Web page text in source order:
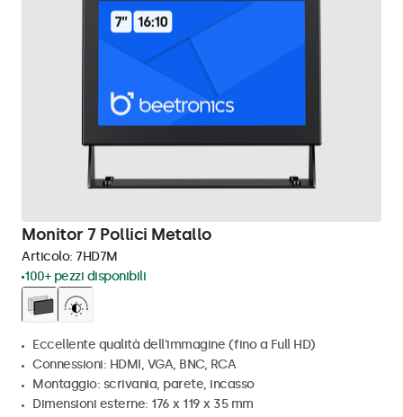
Monitor 7 Pollici Metallo
Articolo: 7HD7M
100+ pezzi disponibili
Eccellente qualità dell'immagine (fino a Full HD)
Connessioni: HDMI, VGA, BNC, RCA
Montaggio: scrivania, parete, incasso
Dimensioni esterne: 176 x 119 x 35 mm